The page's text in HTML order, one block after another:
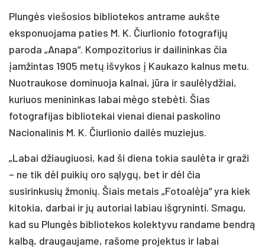
Plungės viešosios bibliotekos antrame aukšte
eksponuojama paties M. K. Čiurlionio fotografijų
paroda „Anapa“. Kompozitorius ir dailininkas čia
įamžintas 1905 metų išvykos į Kaukazo kalnus metu.
Nuotraukose dominuoja kalnai, jūra ir saulėlydžiai,
kuriuos menininkas labai mėgo stebėti. Šias
fotografijas bibliotekai vienai dienai paskolino
Nacionalinis M. K. Čiurlionio dailės muziejus.
„Labai džiaugiuosi, kad ši diena tokia saulėta ir graži
– ne tik dėl puikių oro sąlygų, bet ir dėl čia
susirinkusių žmonių. Šiais metais „Fotoalėja“ yra kiek
kitokia, darbai ir jų autoriai labiau išgryninti. Smagu,
kad su Plungės bibliotekos kolektyvu randame bendrą
kalbą, draugaujame, rašome projektus ir labai